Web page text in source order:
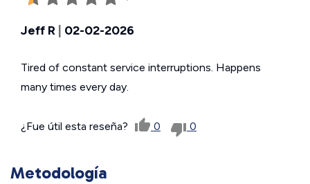
Jeff R 02-02-2026
Tired of constant service interruptions. Happens
many times every day.
¿Fue útil esta reseña? 0 0
Metodología